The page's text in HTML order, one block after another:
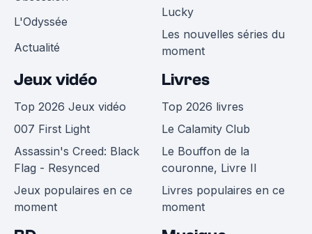
L'Odyssée
Actualité
Lucky
Les nouvelles séries du
moment
Jeux vidéo
Top 2026 Jeux vidéo
007 First Light
Assassin's Creed: Black
Flag - Resynced
Jeux populaires en ce
moment
Livres
Top 2026 livres
Le Calamity Club
Le Bouffon de la
couronne, Livre II
Livres populaires en ce
moment